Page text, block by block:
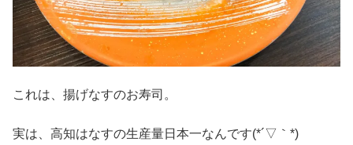
これは、揚げなすのお寿司。
実は、高知はなすの生産量日本一なんです(*´▽｀*)